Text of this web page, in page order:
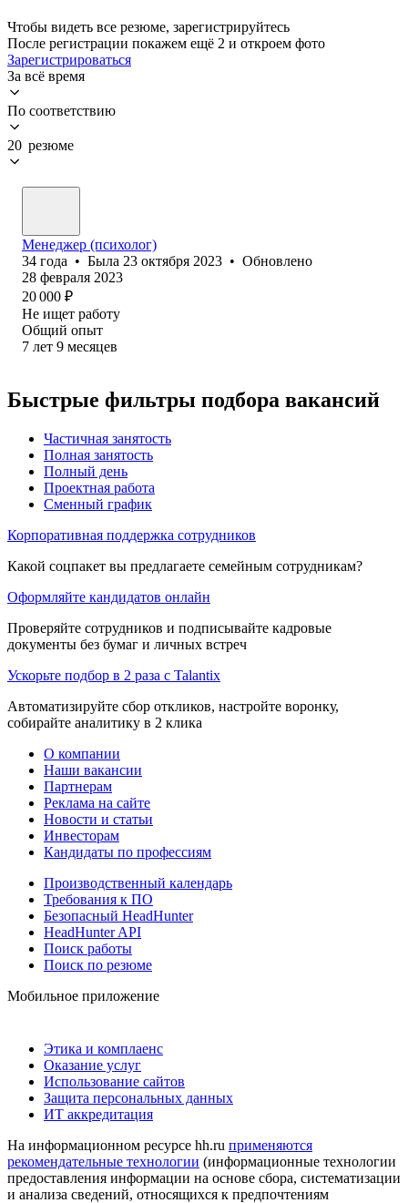
Чтобы видеть все резюме, зарегистрируйтесь
После регистрации покажем ещё 2 и откроем фото
Зарегистрироваться
За всё время
По соответствию
20 резюме
Менеджер (психолог)
34 года • Была 23 октября 2023 • Обновлено
28 февраля 2023
20 000 ₽
Не ищет работу
Общий опыт
7 лет 9 месяцев
Быстрые фильтры подбора вакансий
Частичная занятость
Полная занятость
Полный день
Проектная работа
Сменный график
Корпоративная поддержка сотрудников
Какой соцпакет вы предлагаете семейным сотрудникам?
Оформляйте кандидатов онлайн
Проверяйте сотрудников и подписывайте кадровые
документы без бумаг и личных встреч
Ускорьте подбор в 2 раза с Talantix
Автоматизируйте сбор откликов, настройте воронку,
собирайте аналитику в 2 клика
О компании
Наши вакансии
Партнерам
Реклама на сайте
Новости и статьи
Инвесторам
Кандидаты по профессиям
Производственный календарь
Требования к ПО
Безопасный HeadHunter
HeadHunter API
Поиск работы
Поиск по резюме
Мобильное приложение
Этика и комплаенс
Оказание услуг
Использование сайтов
Защита персональных данных
ИТ аккредитация
На информационном ресурсе hh.ru применяются
рекомендательные технологии (информационные технологии
предоставления информации на основе сбора, систематизации
и анализа сведений, относящихся к предпочтениям